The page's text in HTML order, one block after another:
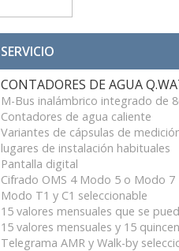
SERVICIO
CONTADORES DE AGUA
M-Bus inalámbrico integrado de
Contadores de agua caliente
Variantes de cápsulas de
lugares de instalación habituales
Pantalla digital
Cifrado OMS 4 Modo 5 o Modo 7
Modo T1 y C1 seleccionable
15 valores mensuales que se
15 valores mensuales y 15
Telegrama AMR y Walk-by